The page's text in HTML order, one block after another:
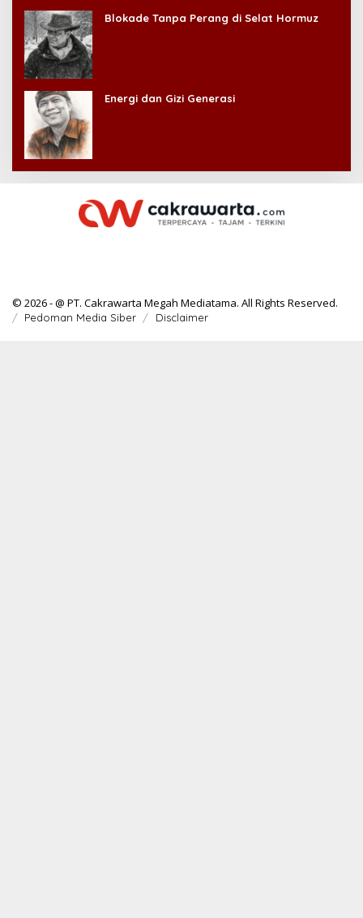
Blokade Tanpa Perang di Selat Hormuz
Energi dan Gizi Generasi
© 2026 - @ PT. Cakrawarta Megah Mediatama. All Rights Reserved.
Pedoman Media Siber Disclaimer